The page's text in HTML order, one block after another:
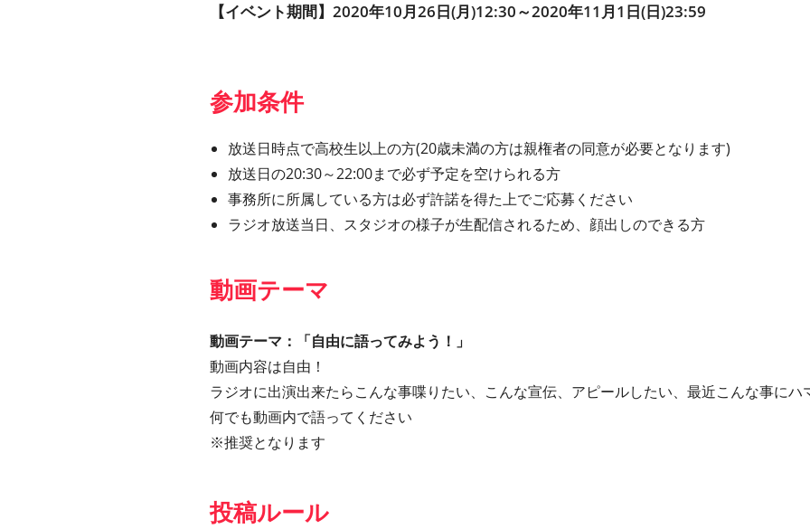
【イベント期間】2020年10月26日(月)12:30～2020年11月1日(日)23:59
参加条件
放送日時点で高校生以上の方(20歳未満の方は親権者の同意が必要となります)
放送日の20:30～22:00まで必ず予定を空けられる方
事務所に所属している方は必ず許諾を得た上でご応募ください
ラジオ放送当日、スタジオの様子が生配信されるため、顔出しのできる方
動画テーマ
動画テーマ：「自由に語ってみよう！」
動画内容は自由！
ラジオに出演出来たらこんな事喋りたい、こんな宣伝、アピールしたい、最近こんな事にハ
何でも動画内で語ってください
※推奨となります
投稿ルール